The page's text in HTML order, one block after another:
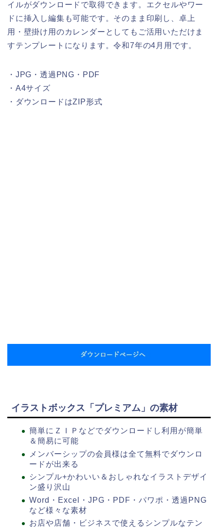
イルがダウンロードで取得できます。エクセルやワー
ドに挿入し編集も可能です。そのまま印刷し、卓上
用・壁掛け用のカレンダーとしてもご活用いただけま
すテンプレートになります。令和7年の4月用です。
・JPG・透過PNG・PDF
・A4サイズ
・ダウンロードはZIP形式
イラストボックス「プレミアム」の素材
簡単にＺＩＰなどでダウンロードし利用が簡単
＆簡易に可能
メンバーシップの会員様は全て無料でダウンロ
ードが出来る
シンプル+かわいい＆おしゃれなイラストデザイ
ン盛り沢山
Word・Excel・JPG・PDF・パワポ・透過PNG
など様々な素材
お店や店舗・ビジネスで使えるシンプルなテン